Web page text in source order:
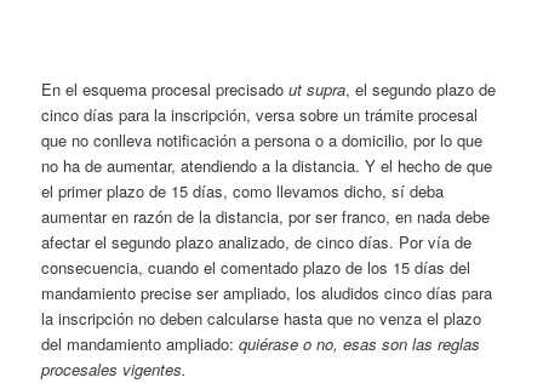
En el esquema procesal precisadout supra, el segundo plazo de
cinco días para la inscripción, versa sobre un trámite procesal
que no conlleva notificación a persona o a domicilio, por lo que
no ha de aumentar, atendiendo a la distancia. Y el hecho de que
el primer plazo de 15 días, como llevamos dicho, sí deba
aumentar en razón de la distancia, por ser franco, en nada debe
afectar el segundo plazo analizado, de cinco días. Por vía de
consecuencia, cuando el comentado plazo de los 15 días del
mandamiento precise ser ampliado, los aludidos cinco días para
la inscripción no deben calcularse hasta que no venza el plazo
del mandamiento ampliado:quiérase o no, esas son las reglas
procesales vigentes.